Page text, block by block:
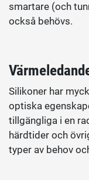
smartare (och
också behövs.
Silikoner har
optiska
tillgängliga i en
härdtider och
typer av behov